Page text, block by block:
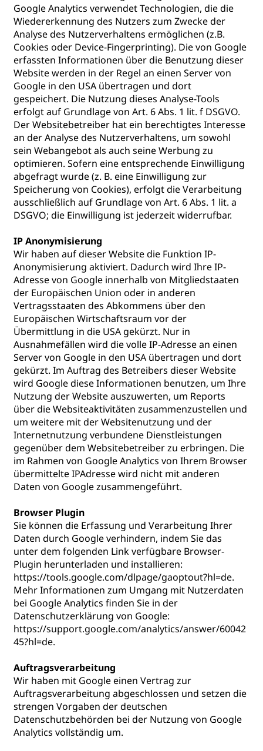
Google Analytics verwendet Technologien, die die
Wiedererkennung des Nutzers zum Zwecke der
Analyse des Nutzerverhaltens ermöglichen (z.B.
Cookies oder Device-Fingerprinting). Die von Google
erfassten Informationen über die Benutzung dieser
Website werden in der Regel an einen Server von
Google in den USA übertragen und dort
gespeichert. Die Nutzung dieses Analyse-Tools
erfolgt auf Grundlage von Art. 6 Abs. 1 lit. f DSGVO.
Der Websitebetreiber hat ein berechtigtes Interesse
an der Analyse des Nutzerverhaltens, um sowohl
sein Webangebot als auch seine Werbung zu
optimieren. Sofern eine entsprechende Einwilligung
abgefragt wurde (z. B. eine Einwilligung zur
Speicherung von Cookies), erfolgt die Verarbeitung
ausschließlich auf Grundlage von Art. 6 Abs. 1 lit. a
DSGVO; die Einwilligung ist jederzeit widerrufbar.
IP Anonymisierung
Wir haben auf dieser Website die Funktion IP-
Anonymisierung aktiviert. Dadurch wird Ihre IP-
Adresse von Google innerhalb von Mitgliedstaaten
der Europäischen Union oder in anderen
Vertragsstaaten des Abkommens über den
Europäischen Wirtschaftsraum vor der
Übermittlung in die USA gekürzt. Nur in
Ausnahmefällen wird die volle IP-Adresse an einen
Server von Google in den USA übertragen und dort
gekürzt. Im Auftrag des Betreibers dieser Website
wird Google diese Informationen benutzen, um Ihre
Nutzung der Website auszuwerten, um Reports
über die Websiteaktivitäten zusammenzustellen und
um weitere mit der Websitenutzung und der
Internetnutzung verbundene Dienstleistungen
gegenüber dem Websitebetreiber zu erbringen. Die
im Rahmen von Google Analytics von Ihrem Browser
übermittelte IPAdresse wird nicht mit anderen
Daten von Google zusammengeführt.
Browser Plugin
Sie können die Erfassung und Verarbeitung Ihrer
Daten durch Google verhindern, indem Sie das
unter dem folgenden Link verfügbare Browser-
Plugin herunterladen und installieren:
https://tools.google.com/dlpage/gaoptout?hl=de.
Mehr Informationen zum Umgang mit Nutzerdaten
bei Google Analytics finden Sie in der
Datenschutzerklärung von Google:
https://support.google.com/analytics/answer/60042
45?hl=de.
Auftragsverarbeitung
Wir haben mit Google einen Vertrag zur
Auftragsverarbeitung abgeschlossen und setzen die
strengen Vorgaben der deutschen
Datenschutzbehörden bei der Nutzung von Google
Analytics vollständig um.